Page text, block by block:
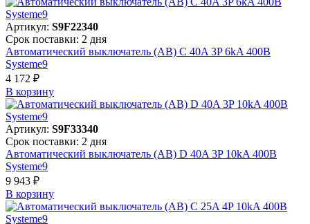
Артикул: S9F22340
Срок поставки: 2 дня
Автоматический выключатель (АВ) C 40A 3P 6kA 400В
Systeme9
4 172 ₽
В корзинy
Артикул: S9F33340
Срок поставки: 2 дня
Автоматический выключатель (АВ) D 40A 3P 10kA 400В
Systeme9
9 943 ₽
В корзинy